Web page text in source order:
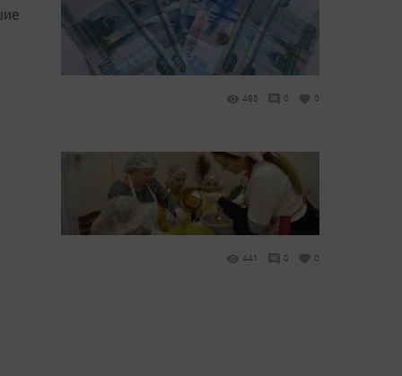
495 0 0
441 0 0